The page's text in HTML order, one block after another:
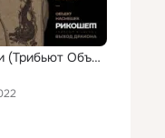
Имя боли (Трибьют Объект насмешек, Рикошет, Выход дракона), Часть 2